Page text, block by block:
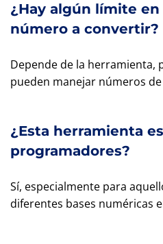
¿Hay algún límite
número a convertir?
Depende de la herramienta,
pueden manejar números
¿Esta herramienta
programadores?
Sí, especialmente para
diferentes bases numéricas